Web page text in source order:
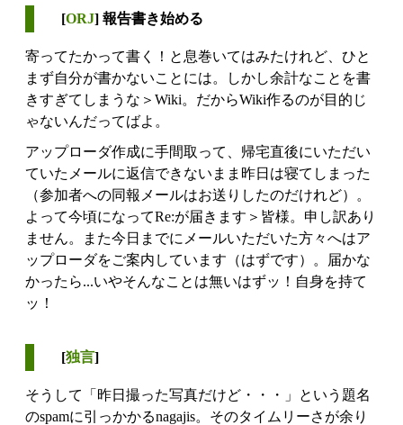
[ORJ] 報告書き始める
寄ってたかって書く！と息巻いてはみたけれど、ひと
まず自分が書かないことには。しかし余計なことを書
きすぎてしまうな＞Wiki。だからWiki作るのが目的じ
ゃないんだってばよ。
アップローダ作成に手間取って、帰宅直後にいただい
ていたメールに返信できないまま昨日は寝てしまった
（参加者への同報メールはお送りしたのだけれど）。
よって今頃になってRe:が届きます＞皆様。申し訳あり
ません。また今日までにメールいただいた方々へはア
ップローダをご案内しています（はずです）。届かな
かったら...いやそんなことは無いはずッ！自身を持て
ッ！
[独言]
そうして「昨日撮った写真だけど・・・」という題名
のspamに引っかかるnagajis。そのタイムリーさが余り